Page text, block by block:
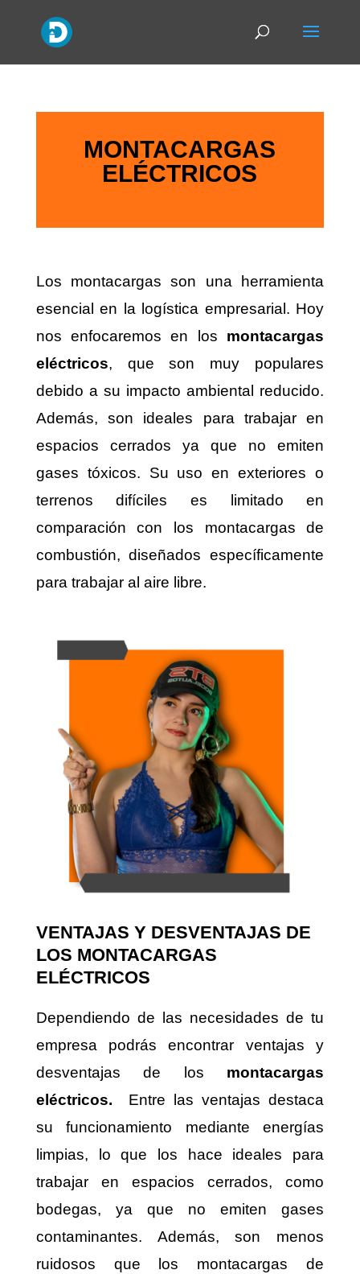
MONTACARGAS
ELÉCTRICOS
Los montacargas son una herramienta
esencial en la logística empresarial. Hoy
nos enfocaremos en los montacargas
eléctricos, que son muy populares
debido a su impacto ambiental reducido.
Además, son ideales para trabajar en
espacios cerrados ya que no emiten
gases tóxicos. Su uso en exteriores o
terrenos difíciles es limitado en
comparación con los montacargas de
combustión, diseñados específicamente
para trabajar al aire libre.
VENTAJAS Y DESVENTAJAS DE
LOS MONTACARGAS
ELÉCTRICOS
Dependiendo de las necesidades de tu
empresa podrás encontrar ventajas y
desventajas de los montacargas
eléctricos. Entre las ventajas destaca
su funcionamiento mediante energías
limpias, lo que los hace ideales para
trabajar en espacios cerrados, como
bodegas, ya que no emiten gases
contaminantes. Además, son menos
ruidosos que los montacargas de